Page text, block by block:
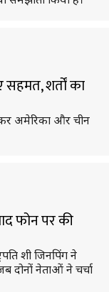
शर्तों का
अमेरिका और चीन
फोन पर की
शी जिनपिंग ने
दोनों नेताओं ने चर्चा